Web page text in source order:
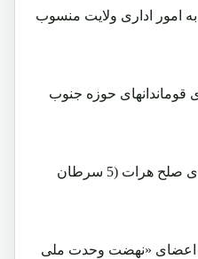
امور اداری ولایت منسوب
حوزه جنوب
ضمیمه هفتم : دعوتنامه شورای صلح هرات (5 سرطان
اعضای «نهضت وحدت ملی